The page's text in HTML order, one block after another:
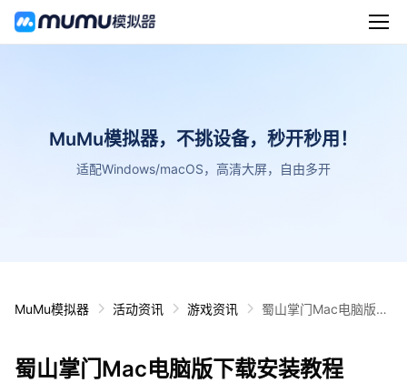
MuMu模拟器，不挑设备，秒开秒用！
适配Windows/macOS，高清大屏，自由多开
MuMu模拟器 活动资讯 游戏资讯
蜀山掌门Mac电脑版下
蜀山掌门Mac电脑版下载安装教程